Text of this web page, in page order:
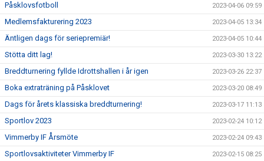
Påsklovsfotboll 2023-04-06 09:59
Medlemsfakturering 2023 2023-04-05 13:34
Äntligen dags för seriepremiär! 2023-04-05 10:44
Stötta ditt lag! 2023-03-30 13:22
Breddturnering fyllde Idrottshallen i år igen 2023-03-26 22:37
Boka extraträning på Påsklovet 2023-03-20 08:49
Dags för årets klassiska breddturnering! 2023-03-17 11:13
Sportlov 2023 2023-02-24 10:12
Vimmerby IF Årsmöte 2023-02-24 09:43
Sportlovsaktiviteter Vimmerby IF 2023-02-15 08:25